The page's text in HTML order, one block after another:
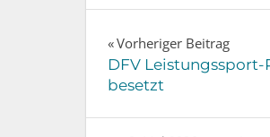
Vorheriger Beitrag
DFV
besetzt